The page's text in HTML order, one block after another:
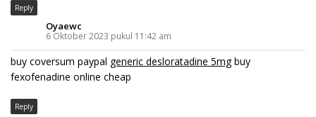
Reply
Oyaewc
6 Oktober 2023 pukul 11:42 am
buy coversum paypal generic desloratadine 5mgbuy
fexofenadine online cheap
Reply